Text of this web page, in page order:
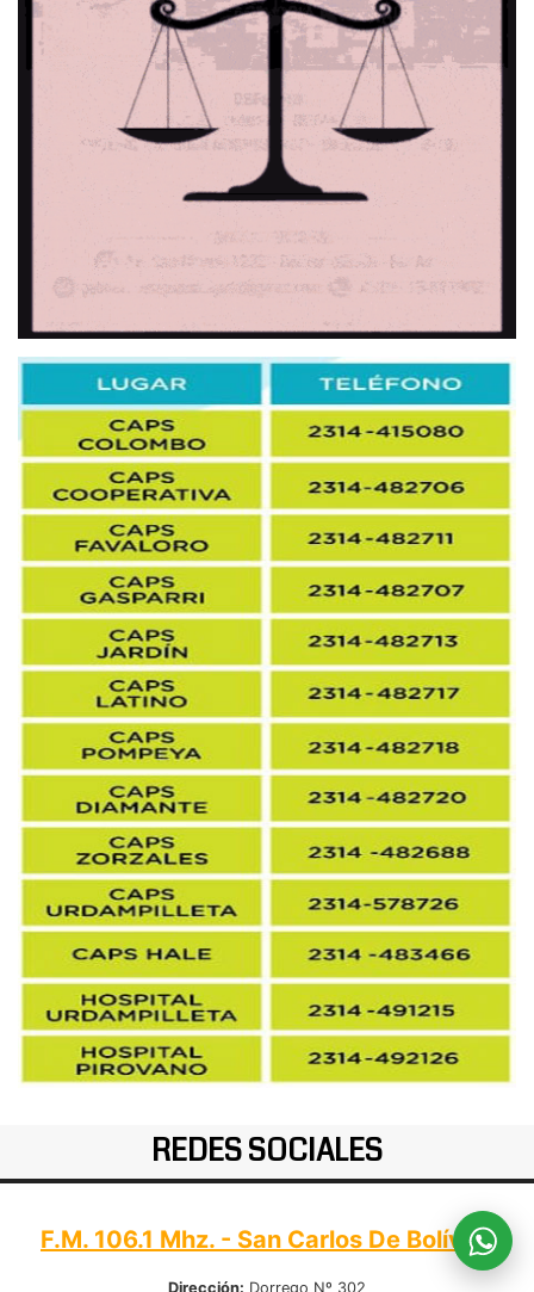
REDES SOCIALES
F.M. 106.1 Mhz. - San Carlos De Bolívar:
Dirección: Dorrego Nº 302